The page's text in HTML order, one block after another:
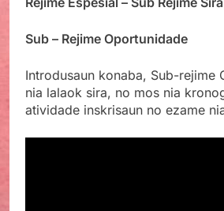
Sub – Rejime Oportunidade
Introdusaun konaba, Sub-rejime
nia lalaok sira, no mos nia
atividade inskrisaun no ezame